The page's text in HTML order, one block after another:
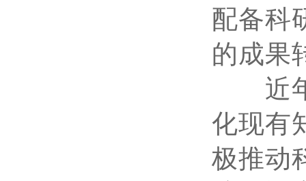
配备科
的成果
近年
化现有
极推动